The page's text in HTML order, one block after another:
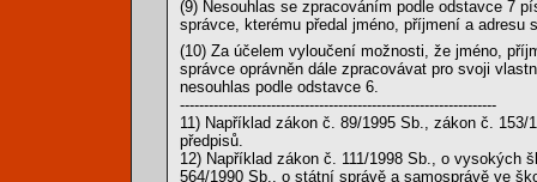
(9) Nesouhlas se zpracováním podle odstavce 7
správce, kterému předal jméno, příjmení a
(10) Za účelem vyloučení možnosti, že jméno,
správce oprávněn dále zpracovávat pro svoji
nesouhlas podle odstavce 6.
------------------------------------------------------------------
11) Například zákon č. 89/1995 Sb., zákon č.
předpisů.
12) Například zákon č. 111/1998 Sb., o vysokých
564/1990 Sb., o státní správě a samosprávě ve